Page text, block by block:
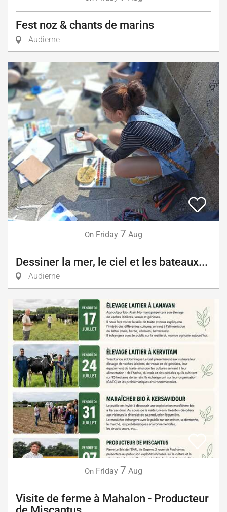
Fest noz & chants de marins
Audierne
On Friday 7 Aug
Dessiner la mer, le ciel et les bateaux...
Audierne
On Friday 7 Aug
Visite de ferme à Mahalon - Producteur